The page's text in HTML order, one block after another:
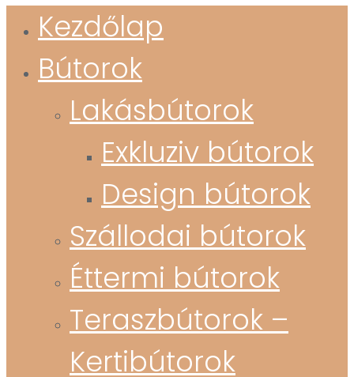
Kezdőlap
Bútorok
Lakásbútorok
Exkluziv bútorok
Design bútorok
Szállodai bútorok
Éttermi bútorok
Teraszbútorok –
Kertibútorok